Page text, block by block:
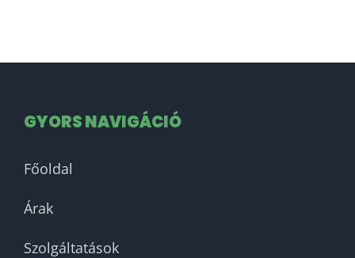
GYORS NAVIGÁCIÓ
Főoldal
Árak
Szolgáltatások